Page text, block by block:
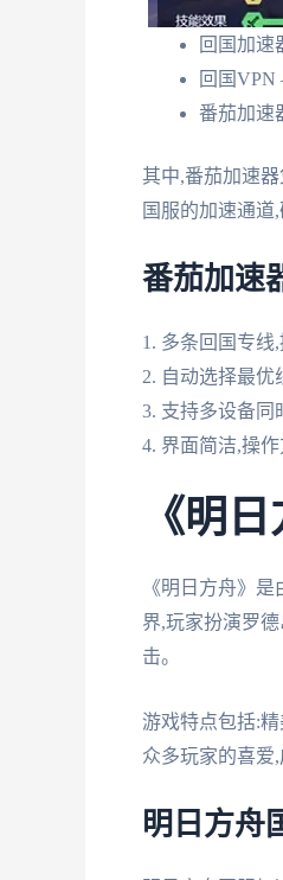
回国加速
回国VPN
番茄加速
其中,番茄加速
国服的加速通道
番茄加速
1. 多条回国专线
2. 自动选择最优
3. 支持多设备同
4. 界面简洁,操
《明
《明日方舟》
界,玩家扮演罗
击。
游戏特点包括:
众多玩家的喜爱,
明日方舟